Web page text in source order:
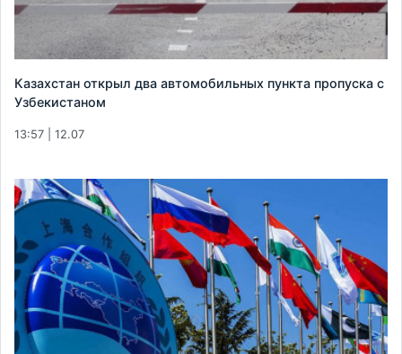
Казахстан открыл два автомобильных пункта пропуска с
Узбекистаном
13:57 | 12.07